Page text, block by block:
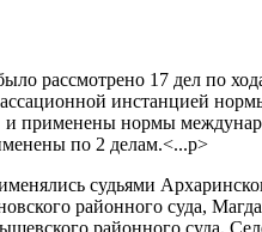
рассмотрено 17 дел по
инстанцией
и применены нормы
по 2 делам.<...p>
судьями
районного суда,